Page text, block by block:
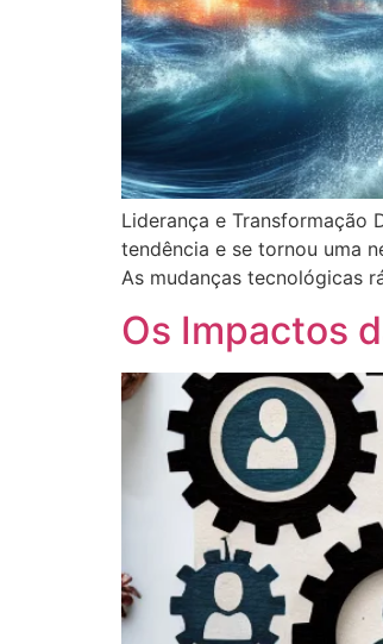
Liderança e Transformação
tendência e se tornou uma
As mudanças tecnológicas
Os Impactos